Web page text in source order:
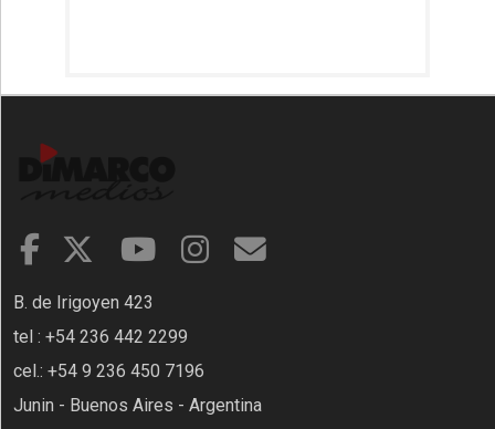
B. de Irigoyen 423
tel : +54 236 442 2299
cel.: +54 9 236 450 7196
Junin - Buenos Aires - Argentina